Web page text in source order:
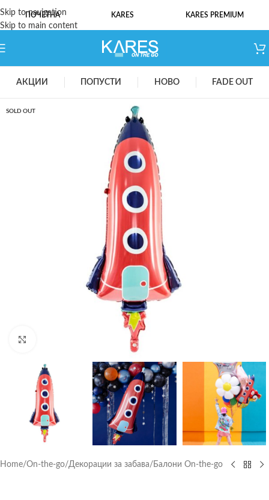
Skip to navigation
Skip to main content
ПОЧЕТНА KARES KARES PREMIUM
АКЦИИ ПОПУСТИ НОВО FADE OUT
SOLD OUT
Home/On-the-go/Декорации за забава/ Балони On-the-go